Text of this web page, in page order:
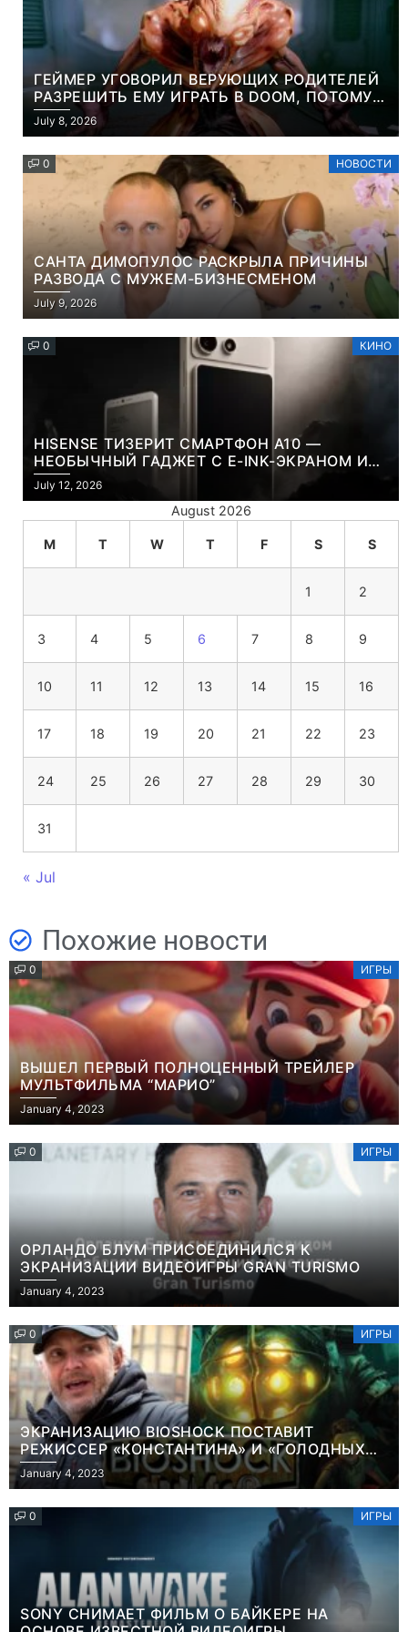
ГЕЙМЕР УГОВОРИЛ ВЕРУЮЩИХ РОДИТЕЛЕЙ
РАЗРЕШИТЬ ЕМУ ИГРАТЬ В DOOM, ПОТОМУ
ЧТО ЭТО ХРИСТИАНСКАЯ ИГРА ПРО
УБИЙСТВО ДЕМОНОВ
July 8, 2026
0 НОВОСТИ
САНТА ДИМОПУЛОС РАСКРЫЛА ПРИЧИНЫ
РАЗВОДА С МУЖЕМ-БИЗНЕСМЕНОМ
July 9, 2026
0 КИНО
HISENSE ТИЗЕРИТ СМАРТФОН A10 —
НЕОБЫЧНЫЙ ГАДЖЕТ С E-INK-ЭКРАНОМ И
СЪЕМНОЙ LCD-ПАНЕЛЬЮ ДЛЯ ЦВЕТНОГО
КОНТЕНТА И СОЦСЕТЕЙ
July 12, 2026
August 2026
M T W T F S S
1 2
3 4 5 6 7 8 9
10 11 12 13 14 15 16
17 18 19 20 21 22 23
24 25 26 27 28 29 30
31
« Jul
Похожие новости
0 ИГРЫ
ВЫШЕЛ ПЕРВЫЙ ПОЛНОЦЕННЫЙ ТРЕЙЛЕР
МУЛЬТФИЛЬМА “МАРИО”
January 4, 2023
0 ИГРЫ
ОРЛАНДО БЛУМ ПРИСОЕДИНИЛСЯ К
ЭКРАНИЗАЦИИ ВИДЕОИГРЫ GRAN TURISMO
January 4, 2023
0 ИГРЫ
ЭКРАНИЗАЦИЮ BIOSHOCK ПОСТАВИТ
РЕЖИССЕР «КОНСТАНТИНА» И «ГОЛОДНЫХ
ИГР»
January 4, 2023
0 ИГРЫ
SONY СНИМАЕТ ФИЛЬМ О БАЙКЕРЕ НА